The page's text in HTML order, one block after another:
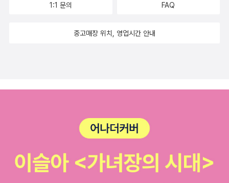
1:1 문의 FAQ
중고매장 위치, 영업시간 안내